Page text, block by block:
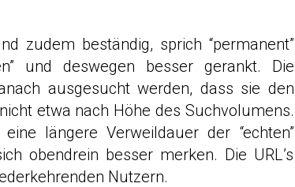
zudem beständig, sprich “permanent”
und deswegen besser gerankt. Die
ausgesucht werden, dass sie den
etwa nach Höhe des Suchvolumens.
längere Verweildauer der “echten”
obendrein besser merken. Die URL’s
Nutzern.